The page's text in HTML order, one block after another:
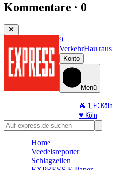
Kommentare · 0
9
VerkehrHau raus
Konto
Menü
🐐 1. FC Köln
♥️ Köln
⭐ Promi
🛒 Shoppingwelt
Home
Veedelsreporter
Schlagzeilen